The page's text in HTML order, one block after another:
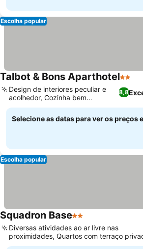
Escolha popular
Talbot & Bons Aparthotel2
8,8
Design de interiores peculiar e
acolhedor, Cozinha bem
equipada
Selecione as datas para ver os preços
Escolha popular
Squadron Base2 Estrelas
Diversas atividades ao ar livre nas
proximidades, Quartos com terraço
ou vista para o jardim